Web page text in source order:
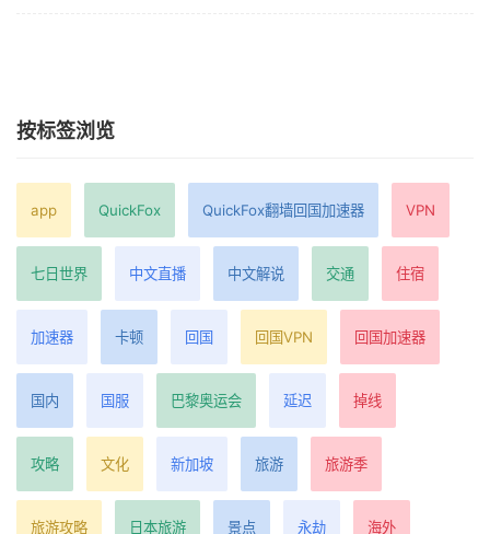
按标签浏览
app QuickFox QuickFox翻墙回国加速器 VPN
七日世界 中文直播 中文解说 交通 住宿
加速器 卡顿 回国 回国VPN 回国加速器
国内 国服 巴黎奥运会 延迟 掉线
攻略 文化 新加坡 旅游 旅游季
旅游攻略 日本旅游 景点 永劫 海外